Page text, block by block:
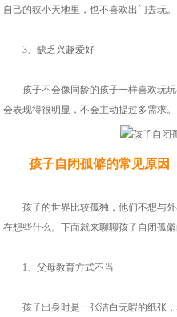
自己的狭小天地里，也不喜欢出门去玩。
3、缺乏兴趣爱好
孩子不会像同龄的孩子一样喜欢玩玩
会表现得很明显，不会主动提过多需求。
孩子自闭孤僻的常见原因
孩子的世界比较孤独，他们不想与外
在想些什么。下面就来聊聊孩子自闭孤僻
1、父母教育方式不当
孩子出身时是一张洁白无暇的纸张，